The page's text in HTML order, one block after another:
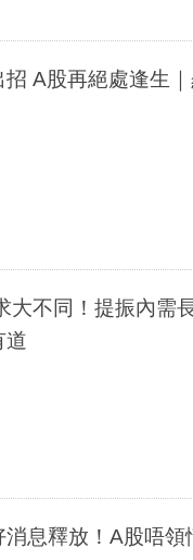
A股再絕處逢生
大不同！提振內需
道
息釋放！A股唔領